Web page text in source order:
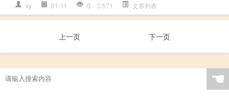
xy 01-11 0 571 文章列表
上一页 下一页
☚